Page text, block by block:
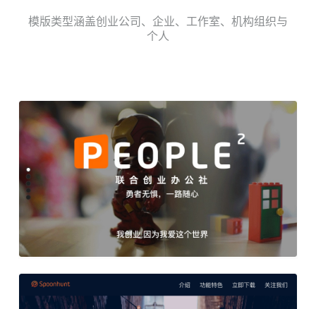
模版类型涵盖创业公司、企业、工作室、机构组织与
个人